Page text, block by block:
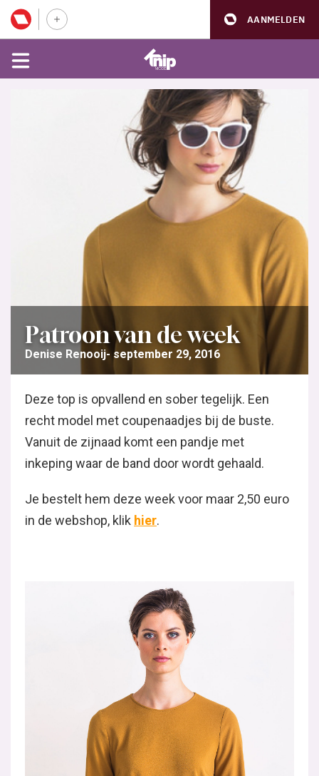
AANMELDEN
Patroon van de week
Denise Renooij september 29, 2016
Deze top is opvallend en sober tegelijk. Een
recht model met coupenaadjes bij de buste.
Vanuit de zijnaad komt een pandje met
inkeping waar de band door wordt gehaald.
Je bestelt hem deze week voor maar 2,50 euro
in de webshop, klik hier.